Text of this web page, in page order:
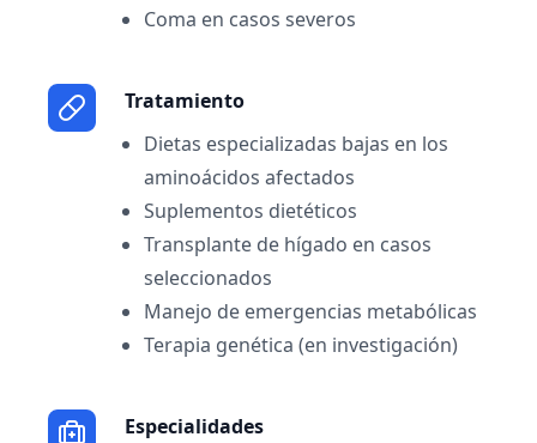
Coma en casos severos
Tratamiento
Dietas especializadas bajas en los
aminoácidos afectados
Suplementos dietéticos
Transplante de hígado en casos
seleccionados
Manejo de emergencias metabólicas
Terapia genética (en investigación)
Especialidades